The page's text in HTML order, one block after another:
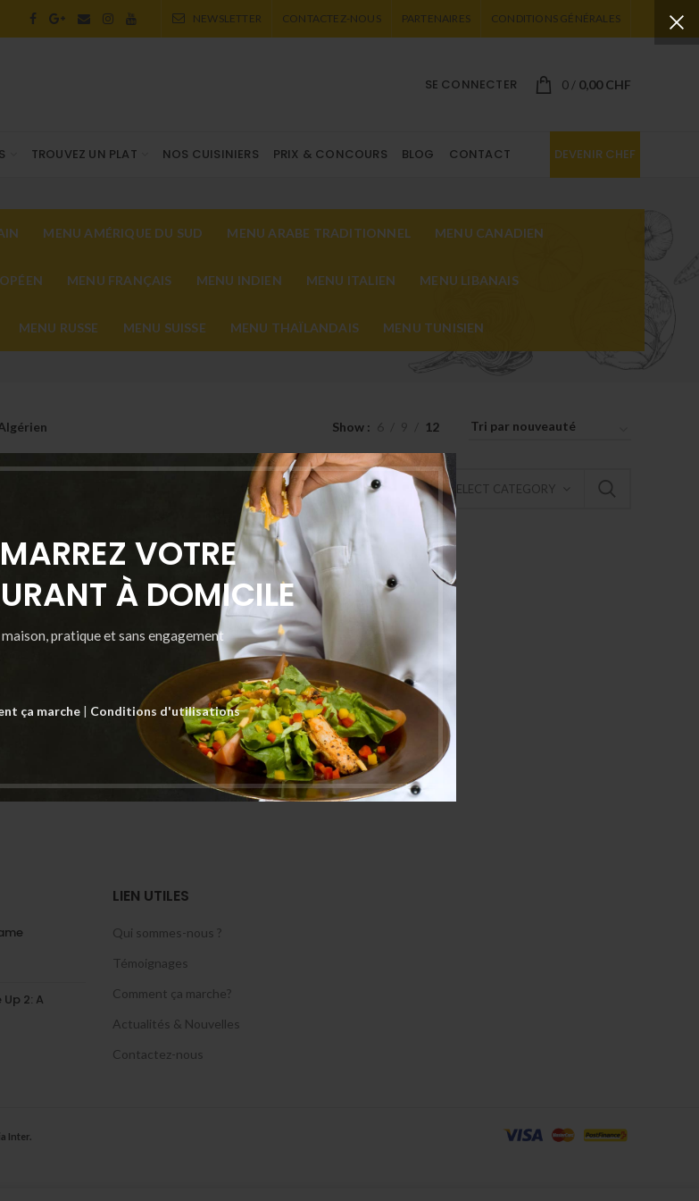
VOTRE
À DOMICILE
pratique et sans engagement
ça marche| Conditions d'utilisations
NEWSLETTER CONTACTEZ-NOUS PARTENAIRES CONDITIONS GÉNÉRALES
SE CONNECTER 0 / 0,00CHF
TROUVEZ UN PLAT NOS CUISINIERS PRIX & CONCOURS BLOG CONTACT DEVENIR CHEF
MENU AMÉRIQUE DU SUD MENU ARABE TRADITIONNEL MENU CANADIEN
MENU FRANÇAIS MENU INDIEN MENU ITALIEN MENU LIBANAIS
MENU RUSSE MENU SUISSE MENU THAÏLANDAIS MENU TUNISIEN
Show 12
SELECT CATEGORY
2: A
LIEN UTILES
Qui sommes-nous ?
Témoignages
Comment ça marche?
Actualités & Nouvelles
Contactez-nous
Inter.